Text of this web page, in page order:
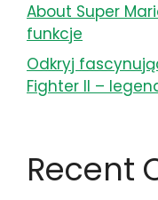
About Super
funkcje
Odkryj
Fighter II –
Recent